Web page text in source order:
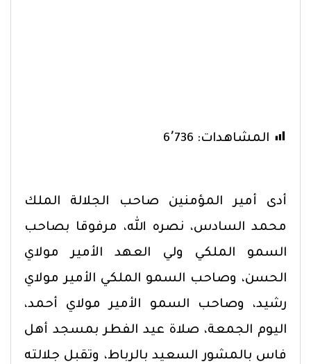
المشاهدات: 6٬736
أدى أمير المؤمنين صاحب الجلالة الملك
محمد السادس، نصره الله، مرفوقا بصاحب
السمو الملكي ولي العهد الأمير مولاي
الحسن، وصاحب السمو الملكي الأمير مولاي
رشيد، وصاحب السمو الأمير مولاي أحمد،
اليوم الجمعة، صلاة عيد الفطر بمسجد أهل
فاس بالمشور السعيد بالرباط، وتقبل جلالته